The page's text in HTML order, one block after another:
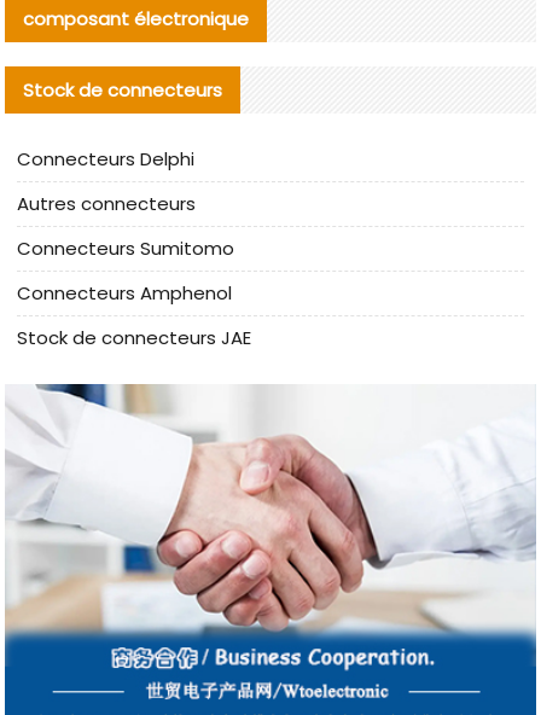
composant électronique
Stock de connecteurs
Connecteurs Delphi
Autres connecteurs
Connecteurs Sumitomo
Connecteurs Amphenol
Stock de connecteurs JAE